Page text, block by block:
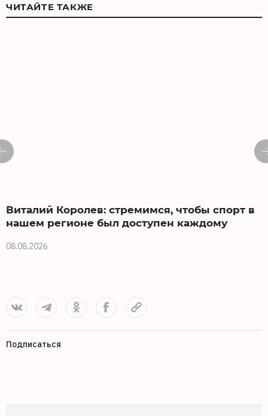
ЧИТАЙТЕ ТАКЖЕ
Виталий Королев: стремимся, чтобы спорт в
нашем регионе был доступен каждому
08.08.2026
Подписаться